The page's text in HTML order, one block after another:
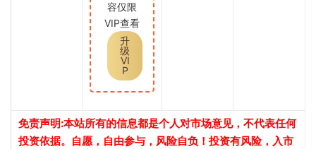
容仅限
VIP查看
升
级
VI
P
免责声明:本站所有的信息都是个人对市场意见，不代表任何
投资依据。自愿，自由参与，风险自负！投资有风险，入市